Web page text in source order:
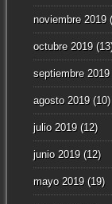
noviembre 2019
octubre 2019
septiembre 2019
agosto 2019(10)
julio 2019(12)
junio 2019(12)
mayo 2019(19)